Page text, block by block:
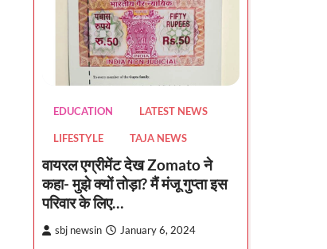
EDUCATION LATEST NEWS
LIFESTYLE TAJA NEWS
वायरल एग्रीमेंट देख Zomato ने
कहा- मुझे क्यों तोड़ा? मैं मंजू गुप्ता इस
परिवार के लिए…
sbj newsin January 6, 2024